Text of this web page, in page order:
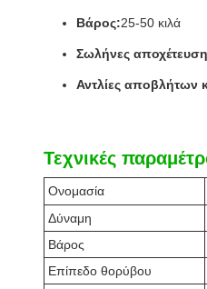
Βάρος:25-50 κιλά
Σωλήνες
Αντλίες αποβλήτων
Τεχνικές
Ονομασία
Δύναμη
Βάρος
Επίπεδο θορύβου